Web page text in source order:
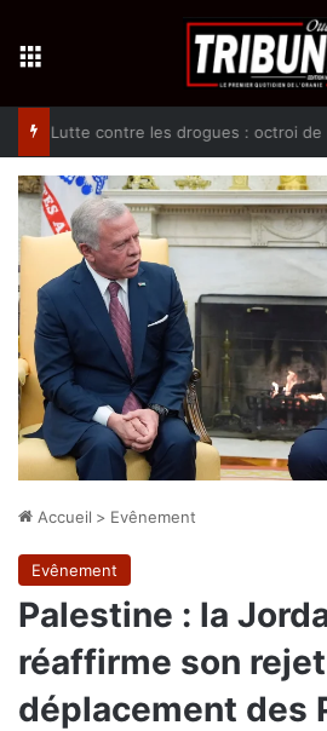
Accueil > Evênement
Evênement
Palestine : la
réaffirme son
déplacement des